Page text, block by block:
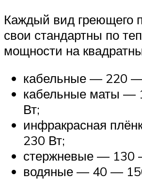
Каждый вид греющего
свои стандартны по
мощности на
кабельные — 220
кабельные маты —
Вт;
инфракрасная
230 Вт;
стержневые — 130
водяные — 40 —